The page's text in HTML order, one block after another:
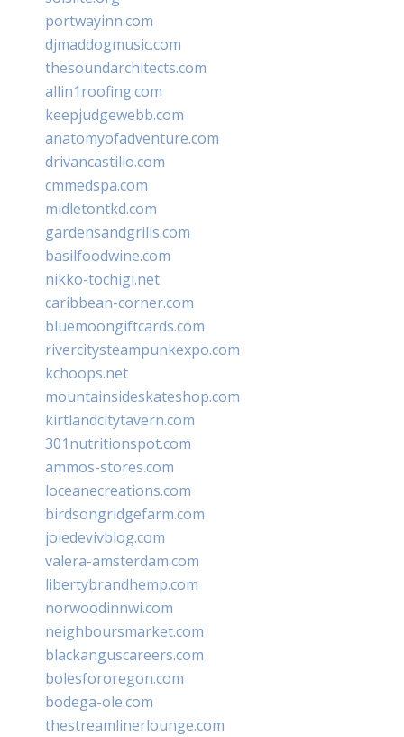
portwayinn.com
djmaddogmusic.com
thesoundarchitects.com
allin1roofing.com
keepjudgewebb.com
anatomyofadventure.com
drivancastillo.com
cmmedspa.com
midletontkd.com
gardensandgrills.com
basilfoodwine.com
nikko-tochigi.net
caribbean-corner.com
bluemoongiftcards.com
rivercitysteampunkexpo.com
kchoops.net
mountainsideskateshop.com
kirtlandcitytavern.com
301nutritionspot.com
ammos-stores.com
loceanecreations.com
birdsongridgefarm.com
joiedevivblog.com
valera-amsterdam.com
libertybrandhemp.com
norwoodinnwi.com
neighboursmarket.com
blackanguscareers.com
bolesfororegon.com
bodega-ole.com
thestreamlinerlounge.com